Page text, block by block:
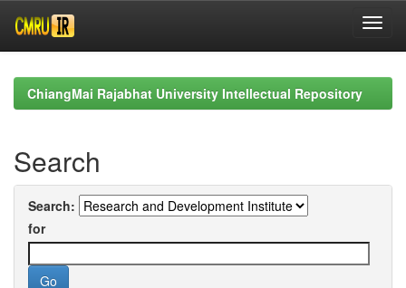
navigationChiangMai Rajabhat University Intellectual Repository
Search
Search:
for